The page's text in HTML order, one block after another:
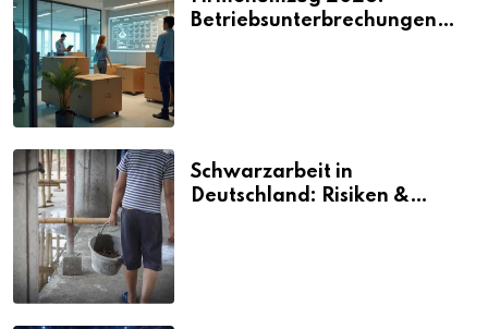
Betriebsunterbrechungen
Schwarzarbeit in
Deutschland: Risiken &